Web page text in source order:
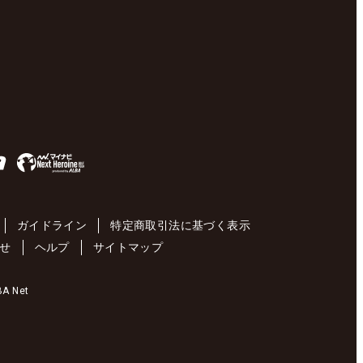
ガイドライン
特定商取引法に基づく表示
ヘルプ サイトマップ
Net